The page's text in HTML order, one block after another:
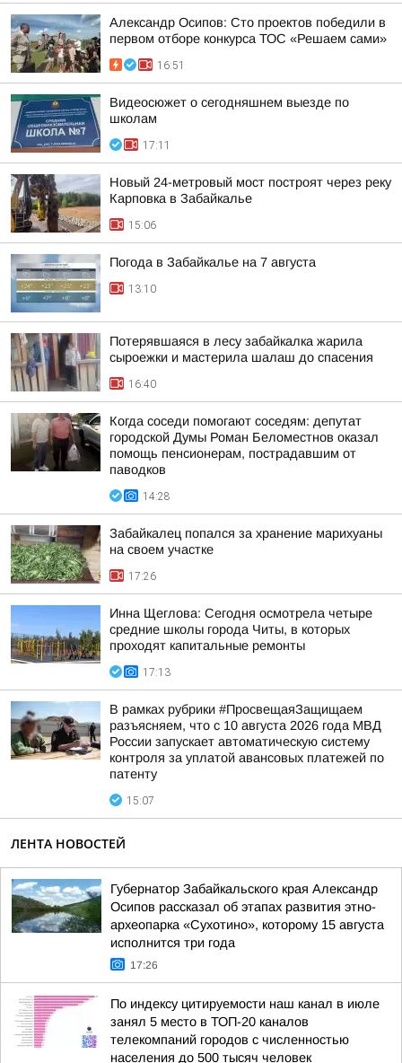
Александр Осипов: Сто проектов победили в
первом отборе конкурса ТОС «Решаем сами»
16:51
Видеосюжет о сегодняшнем выезде по
школам
17:11
Новый 24-метровый мост построят через реку
Карповка в Забайкалье
15:06
Погода в Забайкалье на 7 августа
13:10
Потерявшаяся в лесу забайкалка жарила
сыроежки и мастерила шалаш до спасения
16:40
Когда соседи помогают соседям: депутат
городской Думы Роман Беломестнов оказал
помощь пенсионерам, пострадавшим от
паводков
14:28
Забайкалец попался за хранение марихуаны
на своем участке
17:26
Инна Щеглова: Сегодня осмотрела четыре
средние школы города Читы, в которых
проходят капитальные ремонты
17:13
В рамках рубрики #ПросвещаяЗащищаем
разъясняем, что с 10 августа 2026 года МВД
России запускает автоматическую систему
контроля за уплатой авансовых платежей по
патенту
15:07
ЛЕНТА НОВОСТЕЙ
Губернатор Забайкальского края Александр
Осипов рассказал об этапах развития этно-
археопарка «Сухотино», которому 15 августа
исполнится три года
17:26
По индексу цитируемости наш канал в июле
занял 5 место в ТОП-20 каналов
телекомпаний городов с численностью
населения до 500 тысяч человек